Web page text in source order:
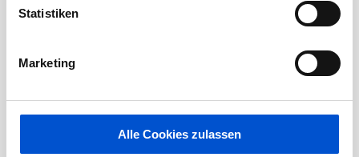
Statistiken
Marketing
Alle Cookies zulassen
Juli 2019
Juni 2019